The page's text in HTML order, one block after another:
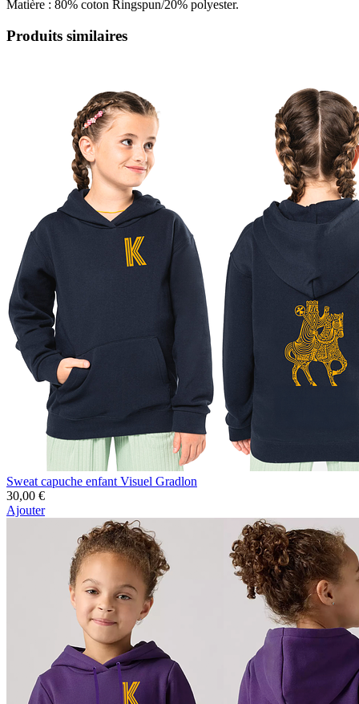
Matière : 80% coton Ringspun/20% polyester.
Produits similaires
Sweat capuche enfant Visuel Gradlon
30,00 €
Ajouter